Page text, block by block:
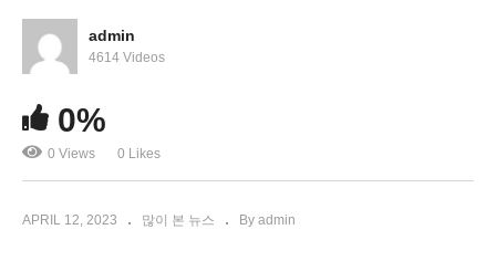
바이든 DACA 추방유예 수혜자들도 정부건강보험
허용 ‘ACA, 메디케이드’
admin
4614 Videos
0%
0 Views 0 Likes
APRIL 12, 2023 많이 본 뉴스 By admin